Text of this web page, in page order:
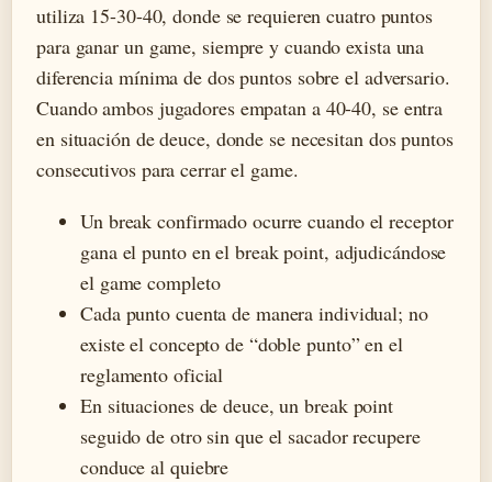
utiliza 15-30-40, donde se requieren cuatro puntos
para ganar un game, siempre y cuando exista una
diferencia mínima de dos puntos sobre el adversario.
Cuando ambos jugadores empatan a 40-40, se entra
en situación de deuce, donde se necesitan dos puntos
consecutivos para cerrar el game.
Un break confirmado ocurre cuando el receptor
gana el punto en el break point, adjudicándose
el game completo
Cada punto cuenta de manera individual; no
existe el concepto de “doble punto” en el
reglamento oficial
En situaciones de deuce, un break point
seguido de otro sin que el sacador recupere
conduce al quiebre